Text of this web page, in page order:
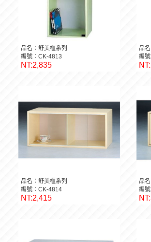
品名：舒美櫃系列
編號：CK-4813
NT:2,835
品
編
品名：舒美櫃系列
編號：CK-4814
NT:2,415
品
編